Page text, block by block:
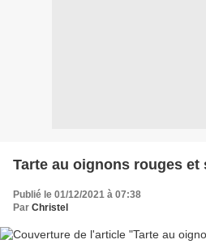
Tarte au oignons rouges et
Publié le 01/12/2021 à 07:38
Par Christel